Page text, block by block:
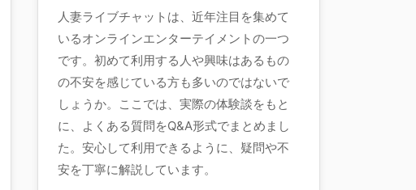
人妻ライブチャットは、近年注目を集めて
いるオンラインエンターテイメントの一つ
です。初めて利用する人や興味はあるもの
の不安を感じている方も多いのではないで
しょうか。ここでは、実際の体験談をもと
に、よくある質問をQ&A形式でまとめまし
た。安心して利用できるように、疑問や不
安を丁寧に解説しています。